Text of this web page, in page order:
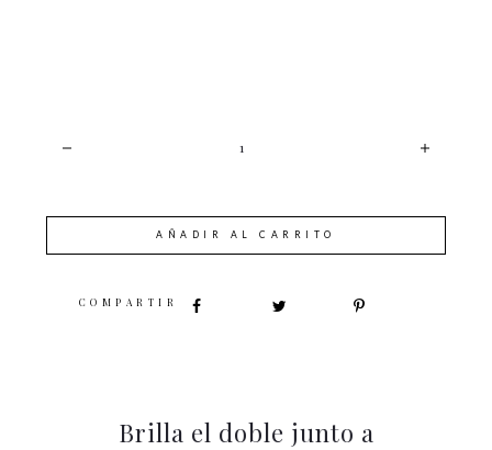
AÑADIR AL CARRITO
SHARE
Brilla el doble junto a